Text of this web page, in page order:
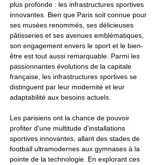
plus profonde : les infrastructures sportives
innovantes. Bien que Paris soit connue pour
ses musées renommés, ses délicieuses
pâtisseries et ses avenues emblématiques,
son engagement envers le sport et le bien-
être est tout aussi remarquable. Parmi les
passionnantes évolutions de la capitale
française, les infrastructures sportives se
distinguent par leur modernité et leur
adaptabilité aux besoins actuels.
Les parisiens ont la chance de pouvoir
profiter d'une multitude d'installations
sportives innovantes, allant des stades de
football ultramodernes aux gymnases à la
pointe de la technologie. En explorant ces